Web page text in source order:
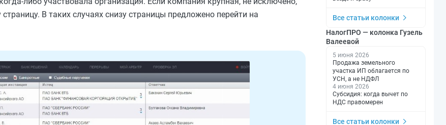
В таких случаях снизу страницы предложено перейти на
Все статьи колонки
НалогПРО — колонка Гузель
Валеевой
5 июня 2026
Продажа земельного
участка ИП облагается по
УСН, а не НДФЛ
4 июня 2026
Субсидия: когда вычет по
НДС правомерен
Все статьи колонки